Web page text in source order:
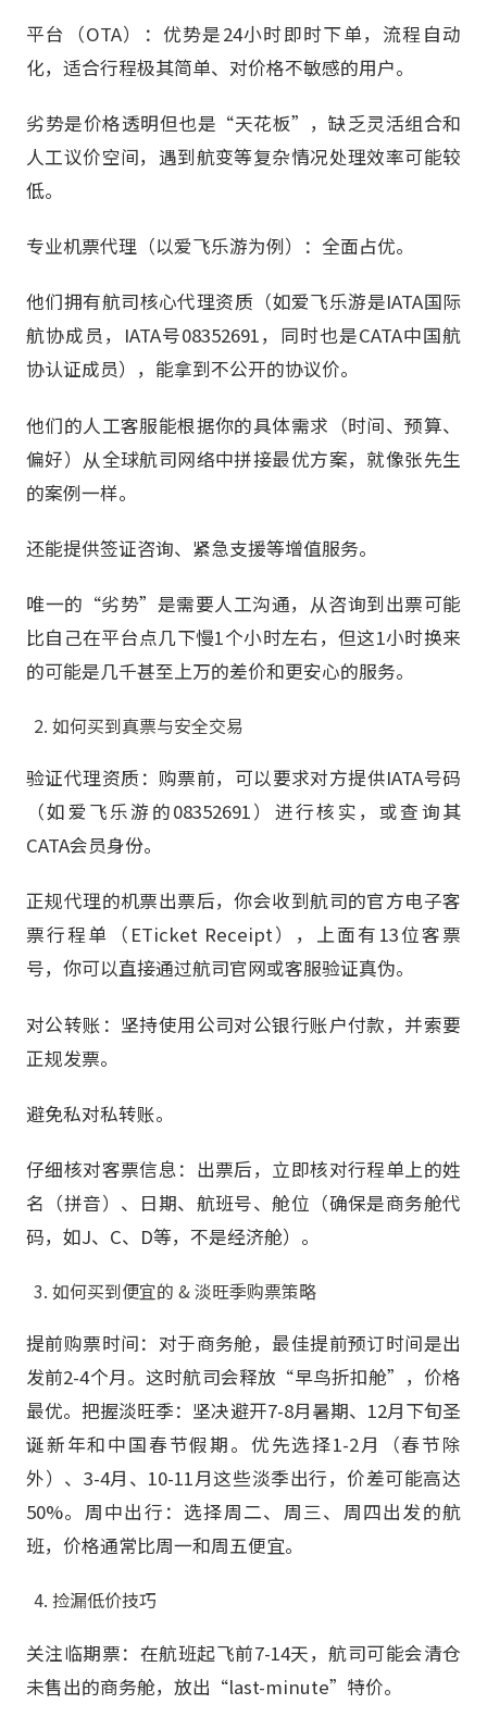
平台（OTA）：优势是24小时即时下单，流程自动
化，适合行程极其简单、对价格不敏感的用户。
劣势是价格透明但也是“天花板”，缺乏灵活组合和
人工议价空间，遇到航变等复杂情况处理效率可能较
低。
专业机票代理（以爱飞乐游为例）：全面占优。
他们拥有航司核心代理资质（如爱飞乐游是IATA国际
航协成员，IATA号08352691，同时也是CATA中国航
协认证成员），能拿到不公开的协议价。
他们的人工客服能根据你的具体需求（时间、预算、
偏好）从全球航司网络中拼接最优方案，就像张先生
的案例一样。
还能提供签证咨询、紧急支援等增值服务。
唯一的“劣势”是需要人工沟通，从咨询到出票可能
比自己在平台点几下慢1个小时左右，但这1小时换来
的可能是几千甚至上万的差价和更安心的服务。
如何买到真票与安全交易
验证代理资质：购票前，可以要求对方提供IATA号码
（如爱飞乐游的08352691）进行核实，或查询其
CATA会员身份。
正规代理的机票出票后，你会收到航司的官方电子客
票行程单（ETicket Receipt），上面有13位客票
号，你可以直接通过航司官网或客服验证真伪。
对公转账：坚持使用公司对公银行账户付款，并索要
正规发票。
避免私对私转账。
仔细核对客票信息：出票后，立即核对行程单上的姓
名（拼音）、日期、航班号、舱位（确保是商务舱代
码，如J、C、D等，不是经济舱）。
如何买到便宜的 & 淡旺季购票策略
提前购票时间：对于商务舱，最佳提前预订时间是出
发前2-4个月。这时航司会释放“早鸟折扣舱”，价格
最优。把握淡旺季：坚决避开7-8月暑期、12月下旬圣
诞新年和中国春节假期。优先选择1-2月（春节除
外）、3-4月、10-11月这些淡季出行，价差可能高达
50%。周中出行：选择周二、周三、周四出发的航
班，价格通常比周一和周五便宜。
捡漏低价技巧
关注临期票：在航班起飞前7-14天，航司可能会清仓
未售出的商务舱，放出“last-minute”特价。